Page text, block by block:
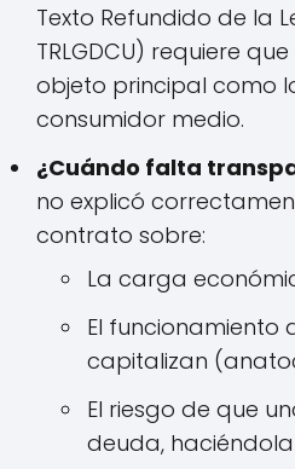
Texto Refundido de la
TRLGDCU) requiere
objeto principal como
consumidor medio.
¿Cuándo falta
no explicó
contrato sobre:
La carga
El funcionamiento
capitalizan
El riesgo de que
deuda,